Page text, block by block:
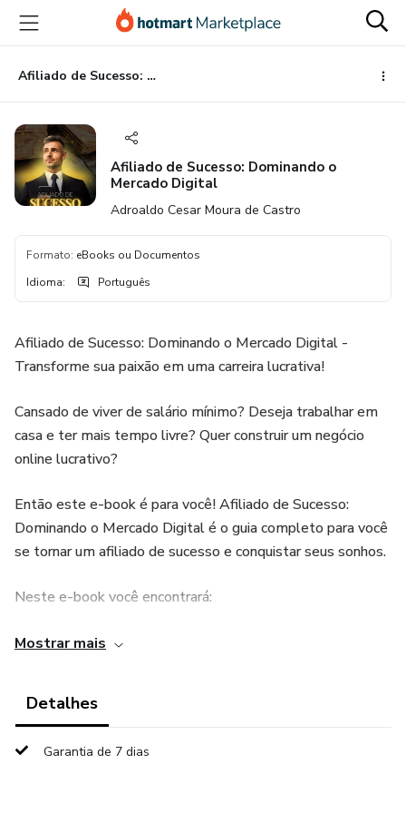
para
conteúdo
principal
para
pagamento
para
rodapé
Afiliado de Sucesso: Dominando o Mercado Digital
Afiliado de Sucesso: Dominando o
Mercado Digital
Adroaldo Cesar Moura de Castro
Formato: eBooks ou Documentos
Idioma: Português
Afiliado de Sucesso: Dominando o Mercado Digital -
Transforme sua paixão em uma carreira lucrativa!
Cansado de viver de salário mínimo? Deseja trabalhar em
casa e ter mais tempo livre? Quer construir um negócio
online lucrativo?
Então este e-book é para você! Afiliado de Sucesso:
Dominando o Mercado Digital é o guia completo para você
se tornar um afiliado de sucesso e conquistar seus sonhos.
Neste e-book você encontrará:
O que é marketing de afiliados e como funciona: Descubra
pessoas.
Como escolher o nicho ideal: Encontre o nicho que combina
Mostrar mais
Detalhes
Garantia de 7 dias